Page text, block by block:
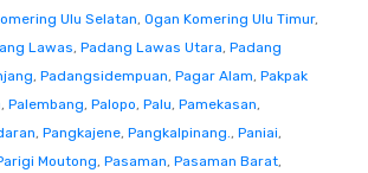
Ulu Selatan, Ogan Komering Ulu Timur,
Lawas, Padang Lawas Utara, Padang
, Padangsidempuan, Pagar Alam, Pakpak
, Palembang, Palopo, Palu, Pamekasan,
, Pangkajene, Pangkalpinang., Paniai,
Moutong, Pasaman, Pasaman Barat,